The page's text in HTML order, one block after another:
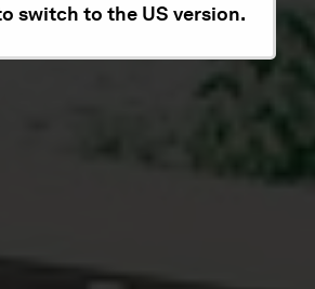
switch to the US version.